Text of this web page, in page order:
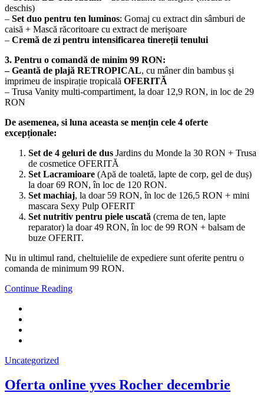
deschis)
– Set duo pentru ten luminos: Gomaj cu extract din sâmburi de
caisă + Mască răcoritoare cu extract de merișoare
– Cremă de zi pentru intensificarea tinereții tenului
3. Pentru o comandă de minim 99 RON:
– Geantă de plajă RETROPICAL, cu mâner din bambus și
imprimeu de inspirație tropicală OFERITĂ
– Trusa Vanity multi-compartiment, la doar 12,9 RON, in loc de 29
RON
De asemenea, si luna aceasta se mențin cele 4 oferte
excepționale:
Set de 4 geluri de dus Jardins du Monde la 30 RON + Trusa
de cosmetice OFERITĂ
Set Lacramioare (Apă de toaletă, lapte de corp, gel de duș)
la doar 69 RON, în loc de 120 RON.
Set machiaj, la doar 59 RON, în loc de 126,5 RON + mini
mascara Sexy Pulp OFERIT
Set nutritiv pentru piele uscată (crema de ten, lapte
reparator) la doar 49 RON, în loc de 99 RON + balsam de
buze OFERIT.
Nu in ultimul rand, cheltuielile de expediere sunt oferite pentru o
comanda de minimum 99 RON.
Continue Reading
Uncategorized
Oferta online yves Rocher decembrie